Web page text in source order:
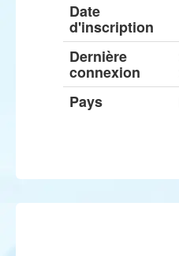
Date
d'inscription
Dernière
connexion
Pays